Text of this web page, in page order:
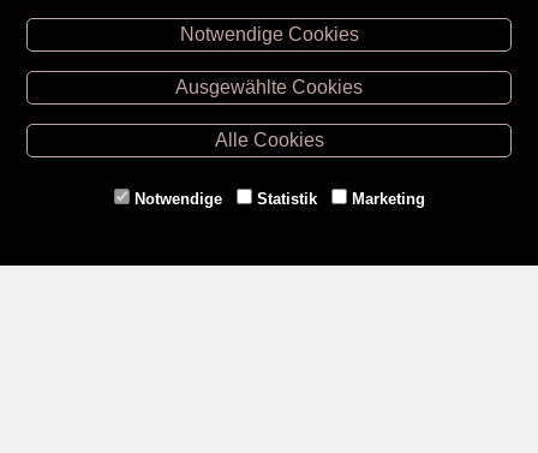
Unsere Öffnungszeiten
Retz -02942/20433
Hollabrunn -02952/30057
Eggenburg -02984/3836
Gmünd -
Notwendige Cookies
Ausgewählte Cookies
Alle Cookies
Notwendige Statistik Marketing